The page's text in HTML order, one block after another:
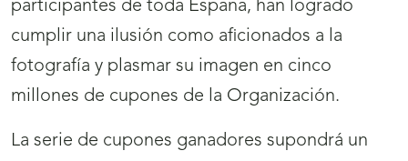
participantes de toda España, han logrado
cumplir una ilusión como aficionados a la
fotografía y plasmar su imagen en cinco
millones de cupones de la Organización.
La serie de cupones ganadores supondrá un